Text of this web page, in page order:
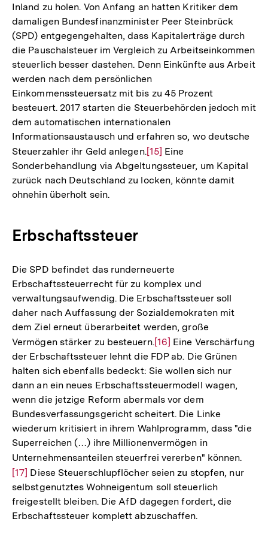
Inland zu holen. Von Anfang an hatten Kritiker dem
damaligen Bundesfinanzminister Peer Steinbrück
(SPD) entgegengehalten, dass Kapitalerträge durch
die Pauschalsteuer im Vergleich zu Arbeitseinkommen
steuerlich besser dastehen. Denn Einkünfte aus Arbeit
werden nach dem persönlichen
Einkommenssteuersatz mit bis zu 45 Prozent
besteuert. 2017 starten die Steuerbehörden jedoch mit
dem automatischen internationalen
Informationsaustausch und erfahren so, wo deutsche
Steuerzahler ihr Geld anlegen.Zur
Auflösung
der
[15] Eine
Sonderbehandlung via Abgeltungssteuer, um Kapital
zurück nach Deutschland zu locken, könnte damit
ohnehin überholt sein.
Erbschaftssteuer
Die SPD befindet das runderneuerte
Erbschaftssteuerrecht für zu komplex und
verwaltungsaufwendig. Die Erbschaftssteuer soll
daher nach Auffassung der Sozialdemokraten mit
dem Ziel erneut überarbeitet werden, große
Vermögen stärker zu besteuern.Zur
Auflösung
der
Fußnote
[16] Eine Verschärfung
der Erbschaftssteuer lehnt die FDP ab. Die Grünen
halten sich ebenfalls bedeckt: Sie wollen sich nur
dann an ein neues Erbschaftssteuermodell wagen,
wenn die jetzige Reform abermals vor dem
Bundesverfassungsgericht scheitert. Die Linke
wiederum kritisiert in ihrem Wahlprogramm, dass "die
Superreichen (…) ihre Millionenvermögen in
Unternehmensanteilen steuerfrei vererben" können.
[17] Diese Steuerschlupflöcher seien zu stopfen, nur
selbstgenutztes Wohneigentum soll steuerlich
freigestellt bleiben. Die AfD dagegen fordert, die
Erbschaftssteuer komplett abzuschaffen.